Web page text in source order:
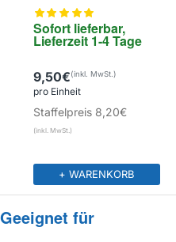
Sofort lieferbar,
Lieferzeit 1-4 Tage
9,50€
pro Einheit
Staffelpreis 8,20€
+ WARENKORB
Geeignet für